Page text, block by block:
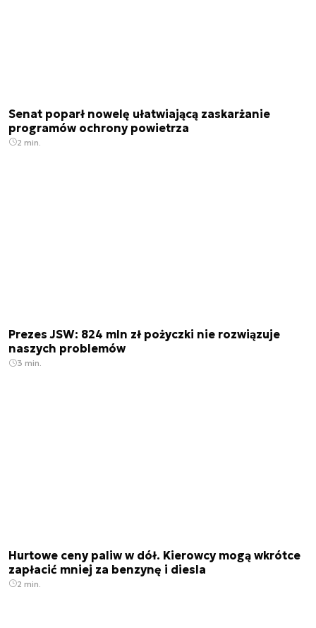
Senat poparł nowelę ułatwiającą zaskarżanie
programów ochrony powietrza
2 min.
Prezes JSW: 824 mln zł pożyczki nie rozwiązuje
naszych problemów
3 min.
Hurtowe ceny paliw w dół. Kierowcy mogą wkrótce
zapłacić mniej za benzynę i diesla
2 min.